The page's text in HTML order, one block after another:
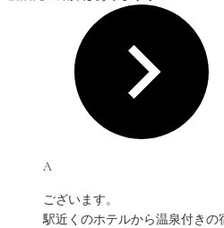
A
ございます。
駅近くのホテルから温泉付き